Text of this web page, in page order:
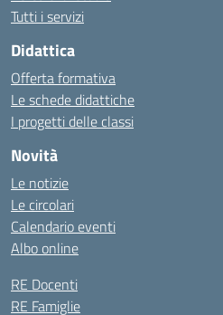
Tutti i servizi
Didattica
Offerta formativa
Le schede didattiche
I progetti delle classi
Novità
Le notizie
Le circolari
Calendario eventi
Albo online
RE Docenti
RE Famiglie